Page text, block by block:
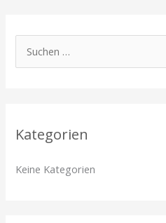
e
n
Kategorien
Keine Kategorien